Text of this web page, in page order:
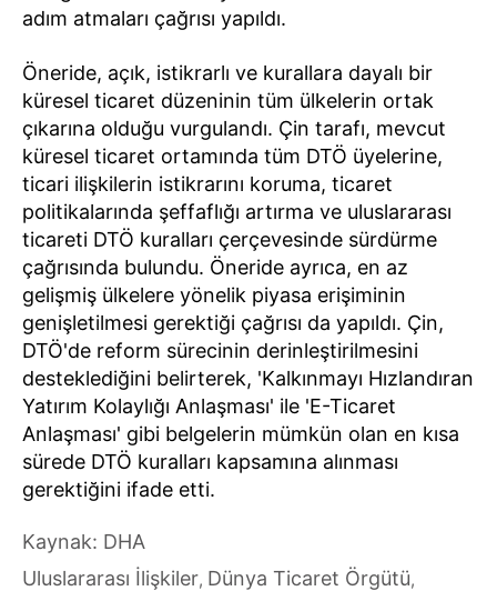
adım atmaları çağrısı yapıldı.
Öneride, açık, istikrarlı ve kurallara dayalı bir
küresel ticaret düzeninin tüm ülkelerin ortak
çıkarına olduğu vurgulandı. Çin tarafı, mevcut
küresel ticaret ortamında tüm DTÖ üyelerine,
ticari ilişkilerin istikrarını koruma, ticaret
politikalarında şeffaflığı artırma ve uluslararası
ticareti DTÖ kuralları çerçevesinde sürdürme
çağrısında bulundu. Öneride ayrıca, en az
gelişmiş ülkelere yönelik piyasa erişiminin
genişletilmesi gerektiği çağrısı da yapıldı. Çin,
DTÖ'de reform sürecinin derinleştirilmesini
desteklediğini belirterek, 'Kalkınmayı Hızlandıran
Yatırım Kolaylığı Anlaşması' ile 'E-Ticaret
Anlaşması' gibi belgelerin mümkün olan en kısa
sürede DTÖ kuralları kapsamına alınması
gerektiğini ifade etti.
Kaynak: DHA
Uluslararası İlişkiler, Dünya Ticaret Örgütü,